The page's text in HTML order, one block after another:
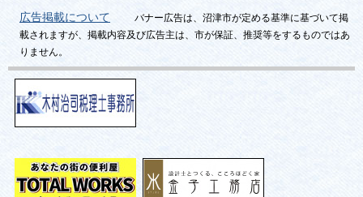
広告掲載について
バナー広告は、沼津市が定める基準に基づいて掲
載されますが、掲載内容及び広告主は、市が保証、推奨等をするものではあ
りません。